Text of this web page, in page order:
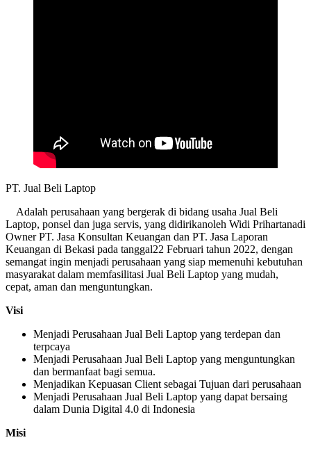
PT. Jual Beli Laptop
Adalah perusahaan yang bergerak di bidang usaha Jual Beli
Laptop, ponsel dan juga servis, yang didirikanoleh Widi Prihartanadi
Owner PT. Jasa Konsultan Keuangan dan PT. Jasa Laporan
Keuangan di Bekasi pada tanggal22 Februari tahun 2022, dengan
semangat ingin menjadi perusahaan yang siap memenuhi kebutuhan
masyarakat dalam memfasilitasi Jual Beli Laptop yang mudah,
cepat, aman dan menguntungkan.
Visi
Menjadi Perusahaan Jual Beli Laptop yang terdepan dan
terpcaya
Menjadi Perusahaan Jual Beli Laptop yang menguntungkan
dan bermanfaat bagi semua.
Menjadikan Kepuasan Client sebagai Tujuan dari perusahaan
Menjadi Perusahaan Jual Beli Laptop yang dapat bersaing
dalam Dunia Digital 4.0 di Indonesia
Misi